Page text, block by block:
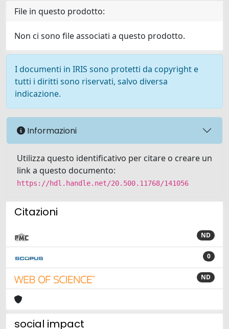
File in questo prodotto:
Non ci sono file associati a questo prodotto.
I documenti in IRIS sono protetti da copyright e
tutti i diritti sono riservati, salvo diversa
indicazione.
Informazioni
Utilizza questo identificativo per citare o creare un
link a questo documento:
https://hdl.handle.net/20.500.11768/141056
Citazioni
ND
0
ND
social impact